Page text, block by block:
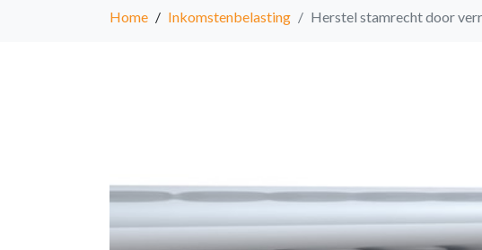
Home Inkomstenbelasting Herstel stamrecht door